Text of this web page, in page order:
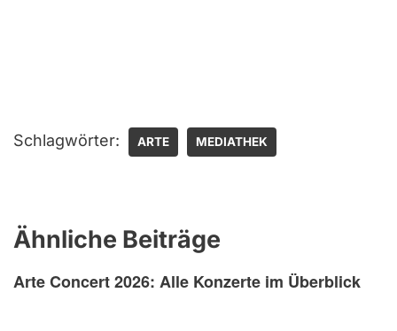
Schlagwörter: ARTE MEDIATHEK
Ähnliche Beiträge
Arte Concert 2026: Alle Konzerte im Überblick